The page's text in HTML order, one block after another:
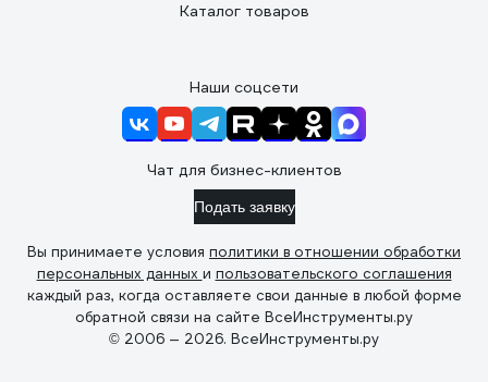
Каталог товаров
Наши соцсети
Чат для бизнес-клиентов
Подать заявку
Вы принимаете условия политики в отношении обработки
персональных данных и пользовательского соглашения
каждый раз, когда оставляете свои данные в любой форме
обратной связи на сайте ВсеИнструменты.ру
© 2006 — 2026. ВсеИнструменты.ру